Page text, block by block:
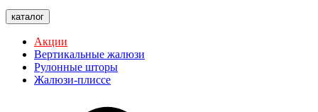
каталог
Акции
Вертикальные жалюзи
Рулонные шторы
Жалюзи-плиссе